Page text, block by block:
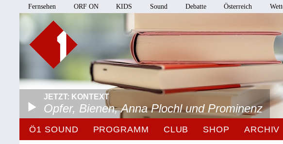
Fernsehen ORF ON KIDS Sound Debatte Österreich
JETZT: KONTEXT
Opfer, Bienen, Anna Plochl und Prominenz
Ö1 SOUND PROGRAMM CLUB SHOP ARCHIV